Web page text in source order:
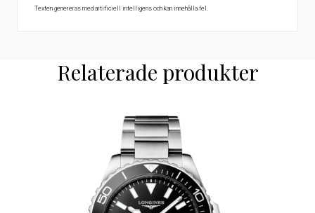
Texten genereras med artificiell intelligens och kan innehålla fel.
Relaterade produkter